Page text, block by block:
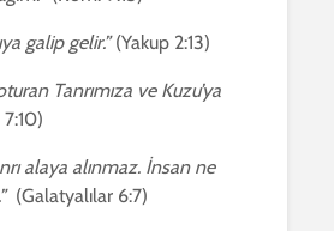
galip gelir.”(Yakup 2:13)
Tanrımıza ve Kuzu’ya
alaya alınmaz. İnsan ne
(Galatyalılar 6:7)